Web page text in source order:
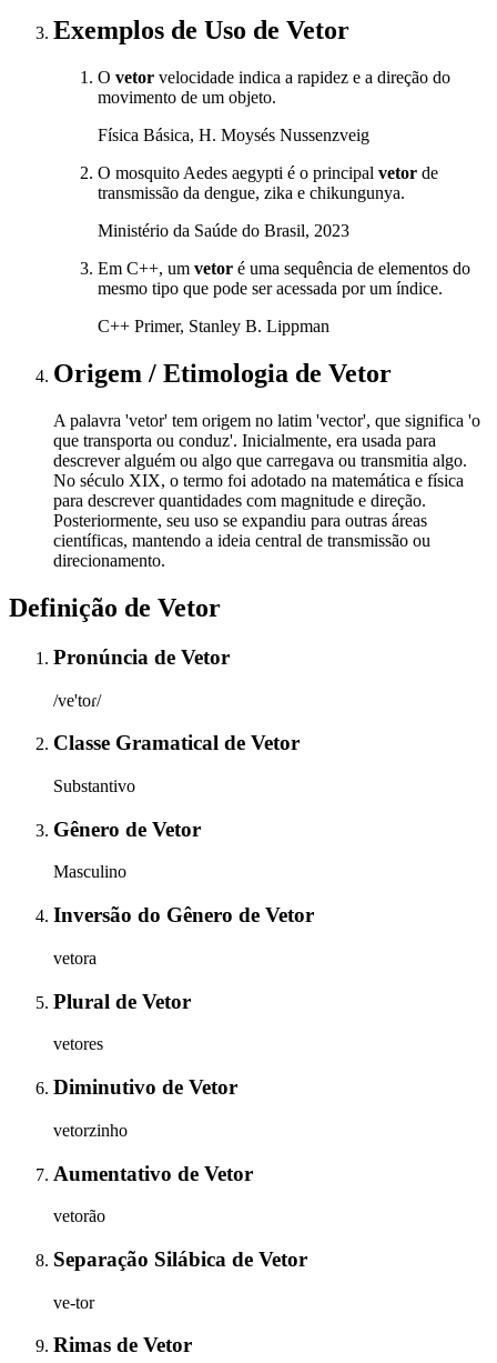
Exemplos de Uso de Vetor
O vetor velocidade indica a rapidez e a direção do
movimento de um objeto.
Física Básica, H. Moysés Nussenzveig
O mosquito Aedes aegypti é o principal vetor de
transmissão da dengue, zika e chikungunya.
Ministério da Saúde do Brasil, 2023
Em C++, um vetor é uma sequência de elementos do
mesmo tipo que pode ser acessada por um índice.
C++ Primer, Stanley B. Lippman
Origem / Etimologia de Vetor
A palavra 'vetor' tem origem no latim 'vector', que significa 'o
que transporta ou conduz'. Inicialmente, era usada para
descrever alguém ou algo que carregava ou transmitia algo.
No século XIX, o termo foi adotado na matemática e física
para descrever quantidades com magnitude e direção.
Posteriormente, seu uso se expandiu para outras áreas
científicas, mantendo a ideia central de transmissão ou
direcionamento.
Definição de Vetor
Pronúncia de Vetor
/ve'toɾ/
Classe Gramatical de Vetor
Substantivo
Gênero de Vetor
Masculino
Inversão do Gênero de Vetor
vetora
Plural de Vetor
vetores
Diminutivo de Vetor
vetorzinho
Aumentativo de Vetor
vetorão
Separação Silábica de Vetor
ve-tor
Rimas de Vetor